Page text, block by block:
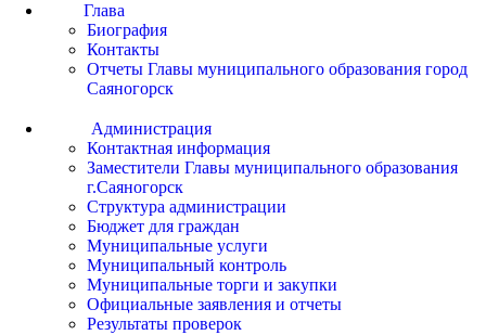
Глава
Биография
Контакты
Отчеты Главы муниципального образования город
Саяногорск
Администрация
Контактная информация
Заместители Главы муниципального образования
г.Саяногорск
Структура администрации
Бюджет для граждан
Муниципальные услуги
Муниципальный контроль
Муниципальные торги и закупки
Официальные заявления и отчеты
Результаты проверок